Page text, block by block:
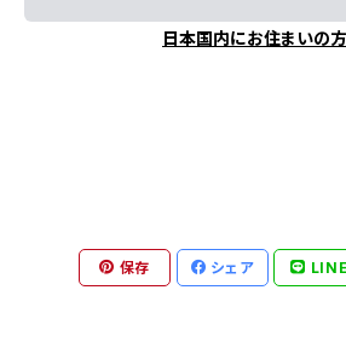
日本国内にお住まいの
保存 シェア LINE